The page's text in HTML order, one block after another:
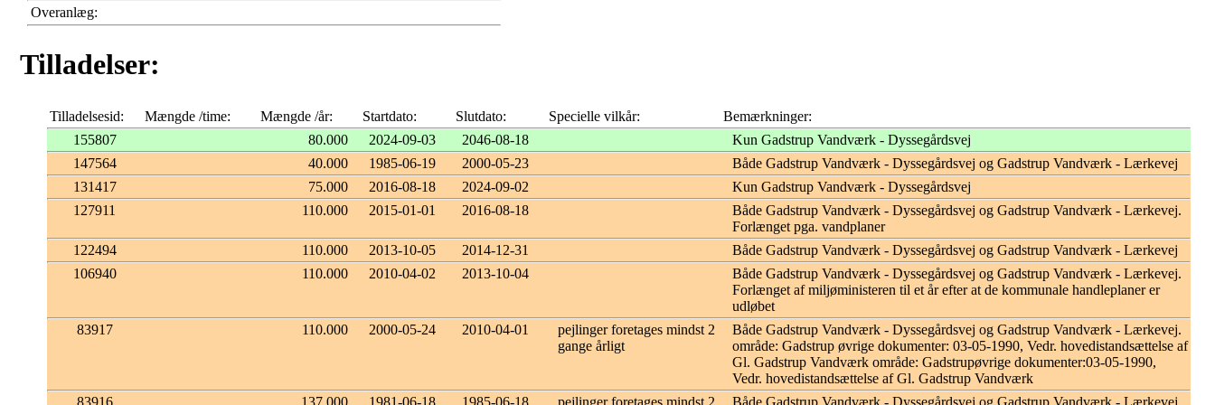
Overanlæg:
Tilladelser:
Tilladelsesid: Mængde /time: Mængde /år: Startdato: Slutdato: Specielle vilkår:
Bemærkninger:
155807
80.000 2024-09-03 2046-08-18
Kun Gadstrup Vandværk - Dyssegårdsvej
147564
40.000 1985-06-19 2000-05-23
Både Gadstrup Vandværk - Dyssegårdsvej og Gadstrup Vandværk - Lærkevej
131417
75.000 2016-08-18 2024-09-02
Kun Gadstrup Vandværk - Dyssegårdsvej
127911
110.000 2015-01-01 2016-08-18
Både Gadstrup Vandværk - Dyssegårdsvej og Gadstrup Vandværk - Lærkevej.
Forlænget pga. vandplaner
122494
110.000 2013-10-05 2014-12-31
Både Gadstrup Vandværk - Dyssegårdsvej og Gadstrup Vandværk - Lærkevej
106940
110.000 2010-04-02 2013-10-04
Både Gadstrup Vandværk - Dyssegårdsvej og Gadstrup Vandværk - Lærkevej.
Forlænget af miljøministeren til et år efter at de kommunale handleplaner er
udløbet
83917
110.000 2000-05-24 2010-04-01
pejlinger foretages mindst 2
gange årligt
Både Gadstrup Vandværk - Dyssegårdsvej og Gadstrup Vandværk - Lærkevej.
område: Gadstrup øvrige dokumenter: 03-05-1990, Vedr. hovedistandsættelse af
Gl. Gadstrup Vandværk område: Gadstrupøvrige dokumenter:03-05-1990,
Vedr. hovedistandsættelse af Gl. Gadstrup Vandværk
83916
137.000 1981-06-18 1985-06-18 pejlinger foretages mindst 2 Både Gadstrup Vandværk - Dyssegårdsvej og Gadstrup Vandværk - Lærkevej.